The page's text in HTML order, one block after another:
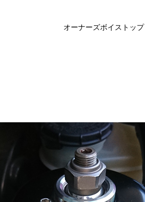
オーナーズボイストップ